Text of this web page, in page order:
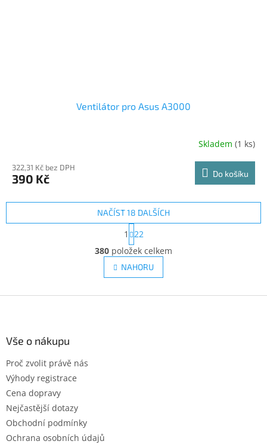
Ventilátor pro Asus A3000
Skladem (1 ks)
322,31 Kč bez DPH
390 Kč Do košíku
O
v
l
á
NAČÍST 18 DALŠÍCH
S
t
r
á
n
k
v
1
22
380 položek celkem
NAHORU
Vše o nákupu
Proč zvolit právě nás
Výhody registrace
Cena dopravy
Nejčastější dotazy
Obchodní podmínky
Ochrana osobních údajů